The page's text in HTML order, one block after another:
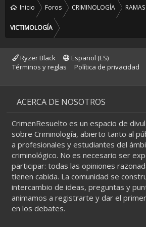
Inicio Foros CRIMINOLOGÍA
VICTIMOLOGÍA
Ryzer Black
Español (ES)
Términos y reglas
Política de privacidad
ACERCA DE NOSOTROS
CrimenResuelto es un espacio de
sobre Criminología, abierto tanto al
a profesionales y estudiantes del
criminológico. No es necesario ser
participar: todas las opiniones
tienen cabida. La comunidad se
intercambio de ideas, preguntas y
animamos a registrarte y dar el
en los debates.